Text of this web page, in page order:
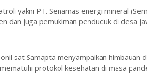
yakni PT. Senamas energi mineral
dan juga pemukiman penduduk di desa
sat Samapta menyampaikan himbauan
protokol kesehatan di masa